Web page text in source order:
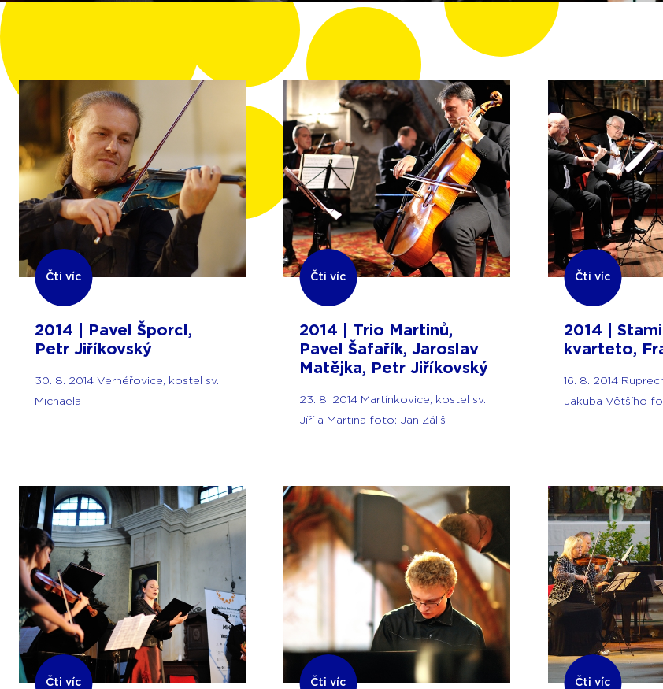
Čti víc
2014 | Pavel Šporcl,
Petr Jiříkovský
30. 8. 2014 Vernéřovice, kostel sv.
Michaela
Čti víc
2014 | Trio Martinů,
Pavel Šafařík, Jaroslav
Matějka, Petr Jiříkovský
23. 8. 2014 Martínkovice, kostel sv.
Jíří a Martina foto: Jan Záliš
Čti víc
2014 |
kvarteto,
16. 8. 2014
Jakuba Většího
Čti víc Čti víc Čti víc